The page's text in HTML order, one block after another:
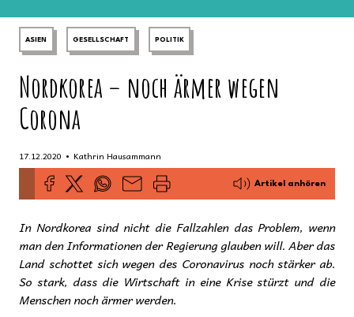
ASIEN GESELLSCHAFT POLITIK
Nordkorea – noch ärmer wegen
Corona
17.12.2020 • Kathrin Hausammann
Artikel anhören
In Nordkorea sind nicht die Fallzahlen das Problem, wenn
man den Informationen der Regierung glauben will. Aber das
Land schottet sich wegen des Coronavirus noch stärker ab.
So stark, dass die Wirtschaft in eine Krise stürzt und die
Menschen noch ärmer werden.